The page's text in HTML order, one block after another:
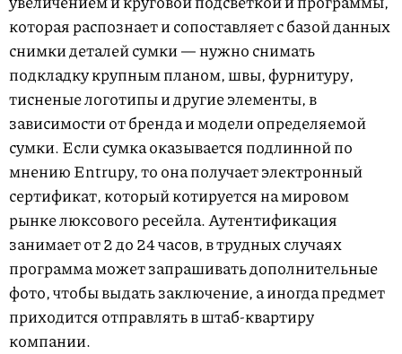
которая распознает и сопоставляет с базой данных
снимки деталей сумки — нужно снимать
подкладку крупным планом, швы, фурнитуру,
тисненые логотипы и другие элементы, в
зависимости от бренда и модели определяемой
сумки. Если сумка оказывается подлинной по
мнению Entrupy, то она получает электронный
сертификат, который котируется на мировом
рынке люксового ресейла. Аутентификация
занимает от 2 до 24 часов, в трудных случаях
программа может запрашивать дополнительные
фото, чтобы выдать заключение, а иногда предмет
приходится отправлять в штаб-квартиру
компании.